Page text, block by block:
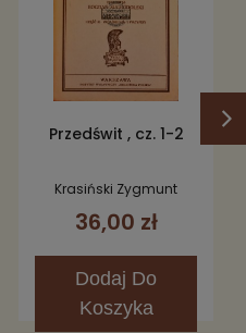
Przedświt , cz. 1-2
Krasiński Zygmunt
36,00 zł
Dodaj Do
Koszyka